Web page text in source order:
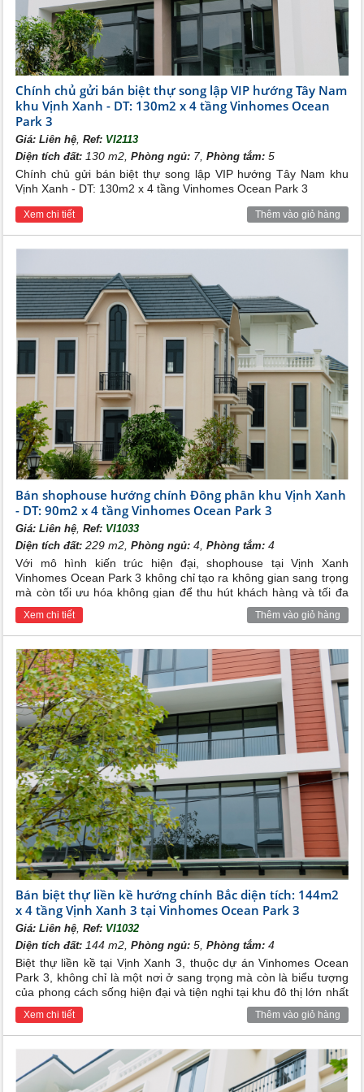
khu Vịnh Xanh Vinhomes Ocean Park 3 The Crown
nhật]
Đừng bỏ lỡ cơ hội sở hữu không gian sống đẳng cấp tại Phân
khu Vịnh Xanh Vinhomes Ocean Park 3. Liên hệ ngay với Tân
Long Land để nhận thông tin và tư vấn chi tiết.
Hotline:0989.734.734
Địa chỉ:39B Xuân Diệu, Tây Hồ, Hà Nội
>> Xem thêm
Bán phân khu Phố Biển
Bán phân khu Ánh Dương
Chính chủ gửi bán biệt thự song lập VIP hướng Tây Nam
khu Vịnh Xanh - DT: 130m2 x 4 tầng Vinhomes Ocean
Park 3
Giá:Liên hệ ,Ref: VI2113
Diện tích đất: 130 m2,Phòng ngủ: 7,Phòng tắm: 5
Chính chủ gửi bán biệt thự song lập VIP hướng Tây Nam khu
Vịnh Xanh - DT: 130m2 x 4 tầng Vinhomes Ocean Park 3
Xem chi tiết Thêm vào giỏ hàng
Bán shophouse hướng chính Đông phân khu Vịnh Xanh
- DT: 90m2 x 4 tầng Vinhomes Ocean Park 3
Giá:Liên hệ ,Ref: VI1033
Diện tích đất: 229 m2,Phòng ngủ: 4,Phòng tắm: 4
Với mô hình kiến trúc hiện đại, shophouse tại Vịnh Xanh
Vinhomes Ocean Park 3 không chỉ tạo ra không gian sang trọng
mà còn tối ưu hóa không gian để thu hút khách hàng và tối đa
hóa hiệu quả kinh doanh. Được thiết kế thông minh và linh hoạt,
shophouse tại đây sẽ giúp bạn tận dụng tối đa không gian để
phát triển các mô hình kinh doanh đa dạng.
Xem chi tiết Thêm vào giỏ hàng
Bán biệt thự liền kề hướng chính Bắc diện tích: 144m2
x 4 tầng Vịnh Xanh 3 tại Vinhomes Ocean Park 3
Giá:Liên hệ ,Ref: VI1032
Diện tích đất: 144 m2,Phòng ngủ: 5,Phòng tắm: 4
Biệt thự liền kề tại Vịnh Xanh 3, thuộc dự án Vinhomes Ocean
Park 3, không chỉ là một nơi ở sang trọng mà còn là biểu tượng
của phong cách sống hiện đại và tiện nghi tại khu đô thị lớn nhất
miền Bắc. Với vị trí đắc địa bên cạnh hồ điều hòa và hệ thống
tiện ích đa dạng, biệt thự tại đây mang đến không gian sống
đẳng cấp với tiêu chuẩn hàng đầu.
Xem chi tiết Thêm vào giỏ hàng